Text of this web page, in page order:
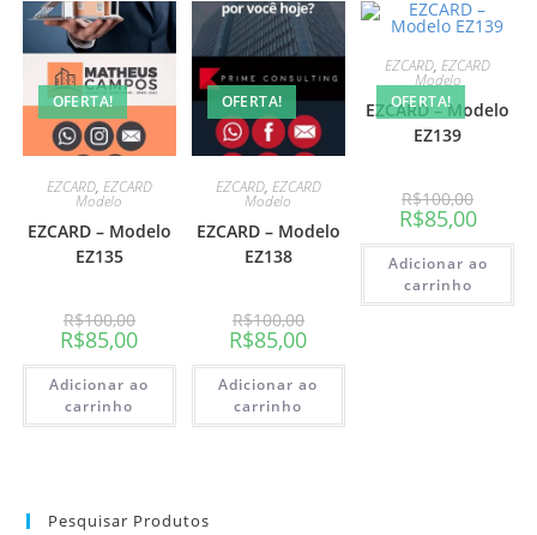
OFERTA!
EZCARD, EZCARD
Modelo
EZCARD – Modelo
EZ135
R$100,00
R$85,00
Adicionar ao
carrinho
OFERTA!
EZCARD, EZCARD
Modelo
EZCARD – Modelo
EZ138
R$100,00
R$85,00
Adicionar ao
carrinho
OFERTA!
EZCARD,EZCARD
Modelo
EZCARD – Modelo
EZ139
R$100,00
R$85,00
Adicionar ao
carrinho
Pesquisar Produtos